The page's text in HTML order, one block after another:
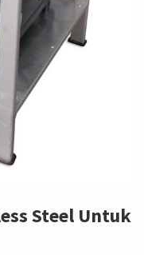
Steel Untuk